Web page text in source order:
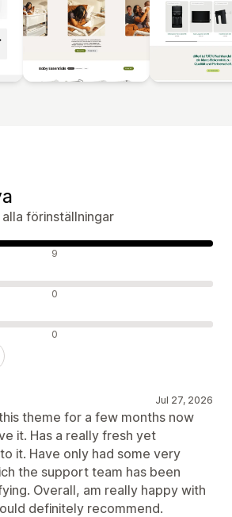
förinställningar
9
0
0
Jul 27, 2026
theme for a few months now
it. Has a really fresh yet
it. Have only had some very
the support team has been
Overall, am really happy with
definitely recommend.